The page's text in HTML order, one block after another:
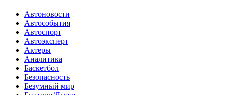
Автоновости
Автособытия
Автоспорт
Автоэксперт
Актеры
Аналитика
Баскетбол
Безопасность
Безумный мир